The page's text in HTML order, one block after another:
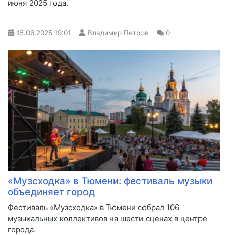
июня 2025 года.
15.06.2025 19:01 Владимир Петров 0
«Музсходка» в Тюмени: фестиваль музыки
объединяет город
Фестиваль «Музсходка» в Тюмени собрал 106
музыкальных коллективов на шести сценах в центре
города.